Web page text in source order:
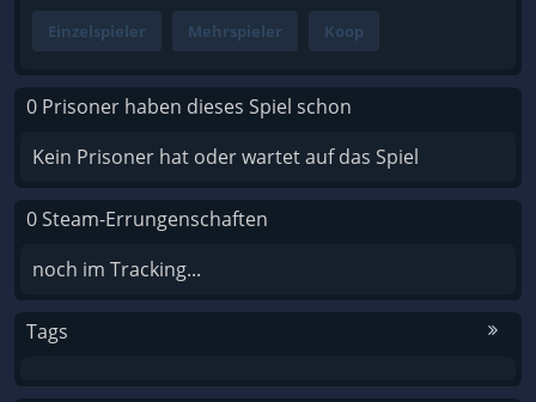
Einzelspieler Mehrspieler Koop
0 Prisoner haben dieses Spiel schon
Kein Prisoner hat oder wartet auf das Spiel
0 Steam-Errungenschaften
noch im Tracking...
Tags